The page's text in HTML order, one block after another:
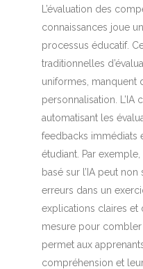
L’évaluation des
connaissances joue
processus éducatif.
traditionnelles
uniformes, manquent
personnalisation. L’IA
automatisant les
feedbacks immédiats
étudiant. Par
basé sur l’IA peut
erreurs dans un
explications claires et
mesure pour combler
permet aux
compréhension et